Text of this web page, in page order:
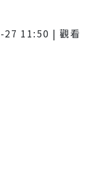
27 11:50 | 觀看